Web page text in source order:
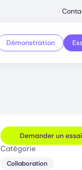
Démonstration
Demander un
Catégorie
Collaboration